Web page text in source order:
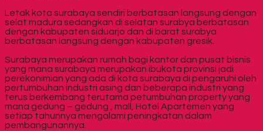
Letak kota surabaya sendiri berbatasan langsung dengan
selat madura sedangkan di selatan surabya berbatasan
dengan kabupaten siduarjo dan di barat surabya
berbatasan langsung dengan kabupaten gresik.
Surabaya merupakan rumah bagi kantor dan pusat bisnis
yang mana surabaya merupakan ibukota provinsi jadi
perekonimian yang ada di kota surabaya di pengaruhi oleh
pertumbuhan industri asing dan beberapa industri yang
terus berkembang terutama petumbuhan property yang
mana gedung – gedung , mall, Hotel Apartemen yang
setiap tahunnya mengalami peningkatan dalam
pembangunannya.